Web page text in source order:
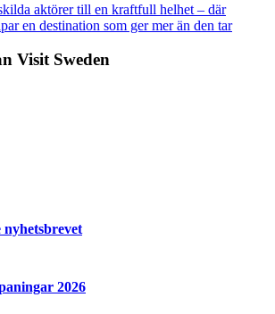
aktörer till en kraftfull helhet – där
en destination som ger mer än den tar
Visit Sweden
nyhetsbrevet
2026